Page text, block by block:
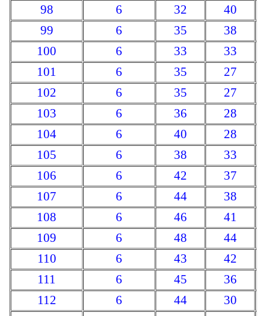
98
6 32
40
99
6 35
38
100
6 33
33
101
6 35
27
102
6 35
27
103
6 36
28
104
6 40
28
105
6 38
33
106
6 42
37
107
6 44
38
108
6 46
41
109
6 48
44
110
6 43
42
111
6 45
36
112
6 44
30